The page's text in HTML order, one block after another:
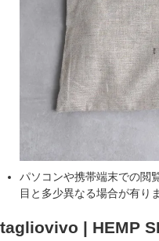
パソコンや携帯端末での閲
目と多少異なる場合が有り
tagliovivo | HEMP